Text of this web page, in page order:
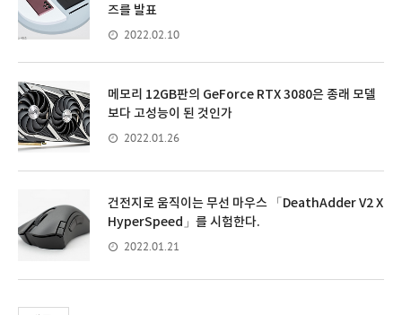
즈를 발표
2022.02.10
메모리 12GB판의 GeForce RTX 3080은 종래 모델
보다 고성능이 된 것인가
2022.01.26
건전지로 움직이는 무선 마우스 「DeathAdder V2 X
HyperSpeed」를 시험한다.
2022.01.21